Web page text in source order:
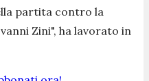
partita contro la
Zini", ha lavorato in